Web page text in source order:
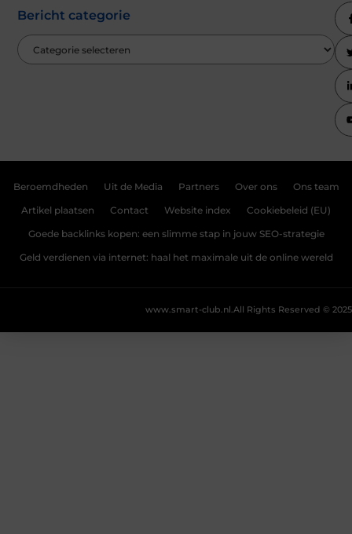
Bericht categorie
Beroemdheden Uit de Media Partners Over ons Ons team
Artikel plaatsen Contact Website index Cookiebeleid (EU)
Goede backlinks kopen: een slimme stap in jouw SEO-strategie
Geld verdienen via internet: haal het maximale uit de online wereld
All Rights Reserved © 2025
www.smart-club.nl.